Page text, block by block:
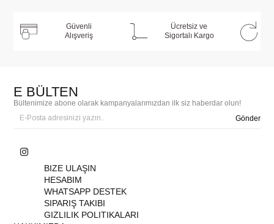
Güvenli
Alışveriş
Ücretsiz ve
Sigortalı Kargo
E BÜLTEN
Bültenimize abone olarak kampanyalarımızdan ilk siz haberdar olun!
Gönder
BIZE ULAŞIN
HESABIM
WHATSAPP DESTEK
SIPARIŞ TAKIBI
GIZLILIK POLITIKALARI